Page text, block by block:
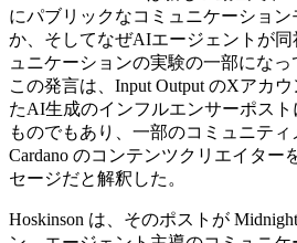
にパブリックなコミュニケーショ
か、そしてなぜAIエージェントが同
ュニケーションの実験の一部になっ
この発言は、Input Output のXアカ
たAI生成のインフルエンサーポス
ものでもあり、一部のコミュニテ
Cardano のコンテンツクリエイター
セージだと解釈した。
Hoskinson は、そのポストが